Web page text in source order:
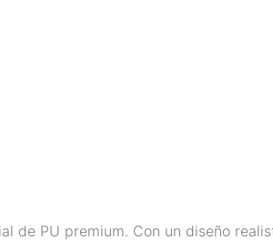
de PU premium. Con un diseño